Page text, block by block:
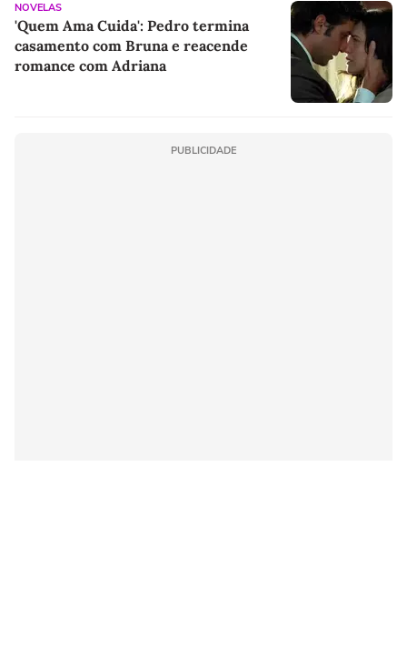
NOVELAS
'Quem Ama Cuida': Pedro termina
casamento com Bruna e reacende
romance com Adriana
PUBLICIDADE